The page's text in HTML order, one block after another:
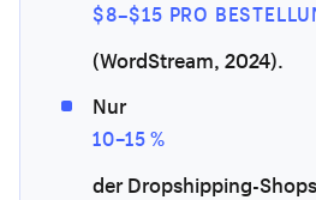
$8–$15 PRO
(WordStream, 2024).
Nur
10–15 %
der Dropshipping-